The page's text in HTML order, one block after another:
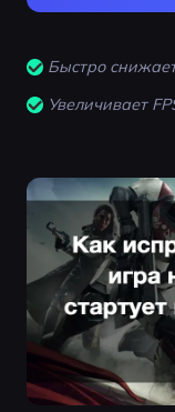
Быстро
Увеличивает